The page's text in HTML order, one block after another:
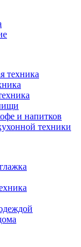
техника
и напитков
техники